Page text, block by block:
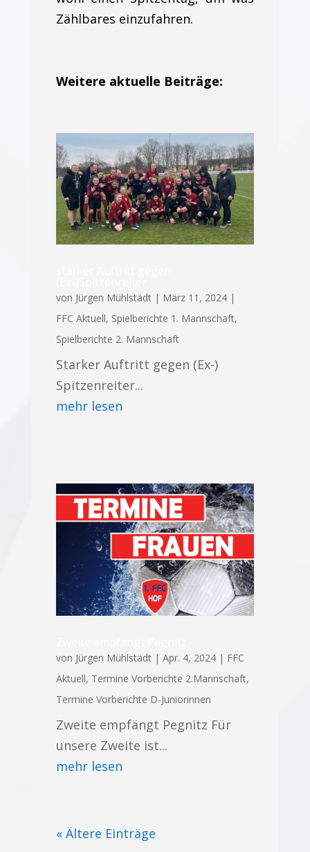
Zählbares einzufahren.
Weitere aktuelle Beiträge:
von Jürgen Mühlstädt| März 11, 2024|
FFC Aktuell, Spielberichte 1. Mannschaft,
Spielberichte 2. Mannschaft
Starker Auftritt gegen (Ex-)
Spitzenreiter...
mehr lesen
von Jürgen Mühlstädt| Apr. 4, 2024| FFC
Aktuell, Termine Vorberichte 2.Mannschaft,
Termine Vorberichte D-Juniorinnen
Zweite empfängt Pegnitz Für
unsere Zweite ist...
mehr lesen
« Ältere Einträge